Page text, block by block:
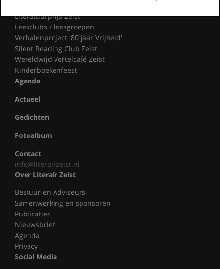
Literatuurprijs Zeist
Leesclubs / leesgroepen
Verhalenproject '80 jaar Vrijheid'
Silent Reading Club Zeist
Wereldwijd Vertelcafé Zeist
Kinderboekenfeest
Agenda
Actueel
Gedichten
Fotoalbum
Contact
info@literairzeist.nl
Over Literair Zeist
Bestuur en Adviseurs
Samenwerking en sponsoren
Publicaties
Nieuwsbrief
Agenda
Privacy
Social Media